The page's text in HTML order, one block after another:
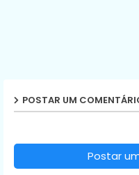
POSTAR UM
Postar